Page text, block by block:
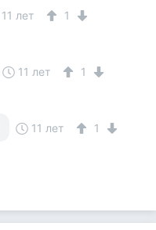
11 лет 1
11 лет 1
11 лет 1